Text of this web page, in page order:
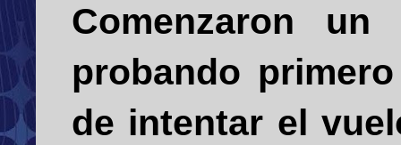
Comenzaron
probando
de intentar el